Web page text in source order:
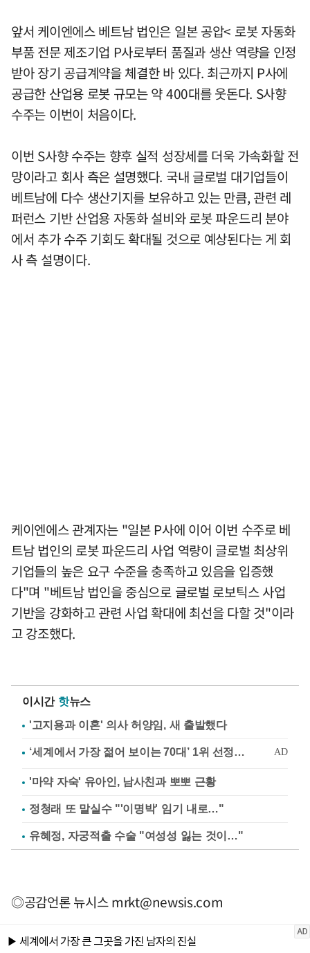
앞서 케이엔에스 베트남 법인은 일본 공압< 로봇 자동화
부품 전문 제조기업 P사로부터 품질과 생산 역량을 인정
받아 장기 공급계약을 체결한 바 있다. 최근까지 P사에
공급한 산업용 로봇 규모는 약 400대를 웃돈다. S사향
수주는 이번이 처음이다.
이번 S사향 수주는 향후 실적 성장세를 더욱 가속화할 전
망이라고 회사 측은 설명했다. 국내 글로벌 대기업들이
베트남에 다수 생산기지를 보유하고 있는 만큼, 관련 레
퍼런스 기반 산업용 자동화 설비와 로봇 파운드리 분야
에서 추가 수주 기회도 확대될 것으로 예상된다는 게 회
사 측 설명이다.
케이엔에스 관계자는 "일본 P사에 이어 이번 수주로 베
트남 법인의 로봇 파운드리 사업 역량이 글로벌 최상위
기업들의 높은 요구 수준을 충족하고 있음을 입증했
다"며 "베트남 법인을 중심으로 글로벌 로보틱스 사업
기반을 강화하고 관련 사업 확대에 최선을 다할 것"이라
고 강조했다.
이시간 핫뉴스
'고지용과 이혼' 의사 허양임, 새 출발했다
'마약 자숙' 유아인, 남사친과 뽀뽀 근황
정청래 또 말실수 "'이명박' 임기 내로…"
유혜정, 자궁적출 수술 "여성성 잃는 것이…"
◎공감언론 뉴시스mrkt@newsis.com